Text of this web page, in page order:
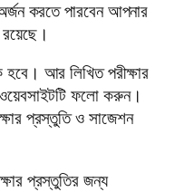
করতে পারবেন আপনার
হবে। আর লিখিত পরীক্ষার
ফলো করুন।
প্রস্তুতি ও সাজেশন
প্রস্তুতির জন্য